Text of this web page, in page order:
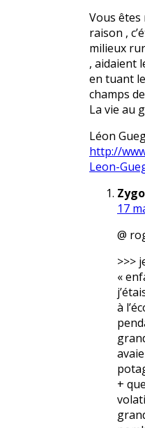
Vous êtes
raison ,
milieux
, aidaient
en tuant
champs
La vie au
Léon
http://
Leon-
17
@
>>>
«
à
+